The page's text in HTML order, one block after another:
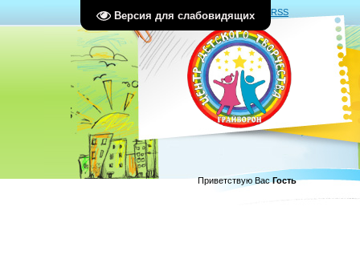
Версия для слабовидящих
Главная | Регистрация|Вход RSS
Приветствую Вас Гость